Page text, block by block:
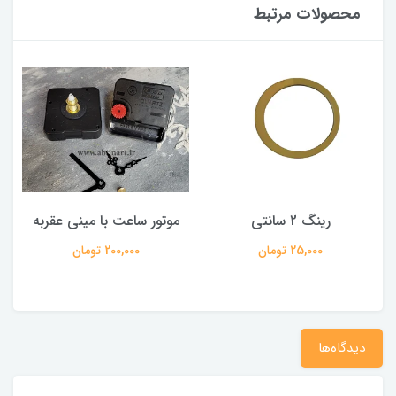
محصولات مرتبط
رینگ 2 سانتی
25,000 تومان
موتور ساعت با مینی عقربه
200,000 تومان
دیدگاه‌ها